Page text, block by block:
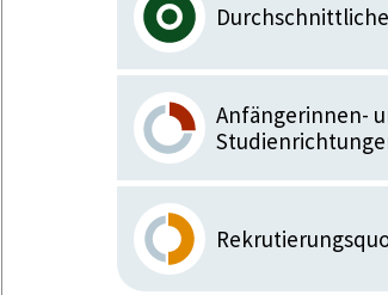
Anfängerinnen-